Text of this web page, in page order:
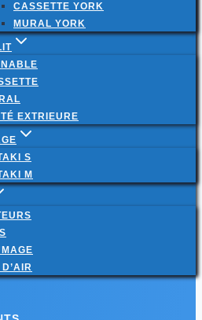
CASSETTE YORK
MURAL YORK
EXTRIEURE
S
M